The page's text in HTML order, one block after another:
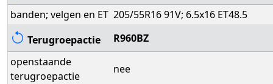
banden; velgen en ET 205/55R16 91V; 6.5x16 ET48.5
Terugroepactie
R960BZ
openstaande
terugroepactie
nee